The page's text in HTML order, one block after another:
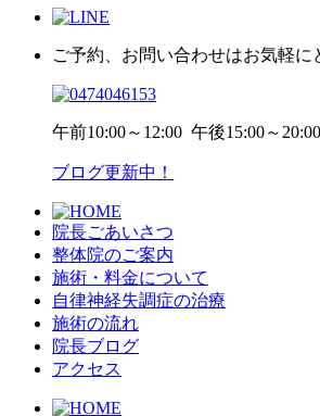
ご予約、お問い合わせはお気軽に
午前10:00～12:00 午後15:00～20:00
ブログ更新中！
院長ごあいさつ
整体院のご案内
施術・料金について
自律神経失調症の治療
施術の流れ
院長ブログ
アクセス